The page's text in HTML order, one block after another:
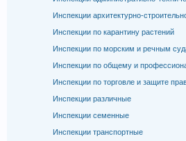
Инспекции архитектурно-
Инспекции по карантину растений
Инспекции по морским и речным
Инспекции по общему и
Инспекции по торговле и защите
Инспекции различные
Инспекции семенные
Инспекции транспортные